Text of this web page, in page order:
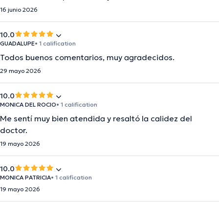
16 junio 2026
10.0
GUADALUPE• 1 calification
Todos buenos comentarios, muy agradecidos.
29 mayo 2026
10.0
MONICA DEL ROCIO• 1 calification
Me sentí muy bien atendida y resaltó la calidez del
doctor.
19 mayo 2026
10.0
MONICA PATRICIA• 1 calification
19 mayo 2026